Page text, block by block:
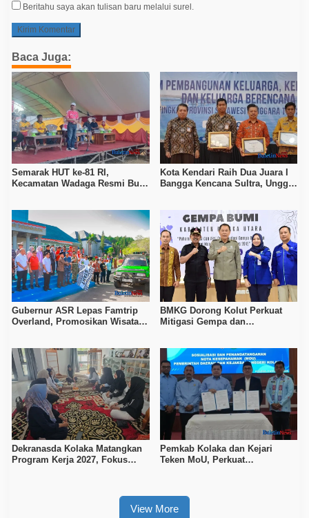
Beritahu saya akan tulisan baru melalui surel.
Baca Juga:
Semarak HUT ke-81 RI,
Kecamatan Wadaga Resmi Buka
Kota Kendari Raih Dua Juara I
Bangga Kencana Sultra, Unggul
Gubernur ASR Lepas Famtrip
Overland, Promosikan Wisata
BMKG Dorong Kolut Perkuat
Mitigasi Gempa dan
Dekranasda Kolaka Matangkan
Program Kerja 2027, Fokus
Pemkab Kolaka dan Kejari
Teken MoU, Perkuat
View More